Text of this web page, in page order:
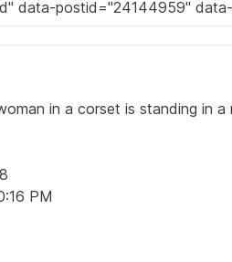
in a corset is standing in
PM